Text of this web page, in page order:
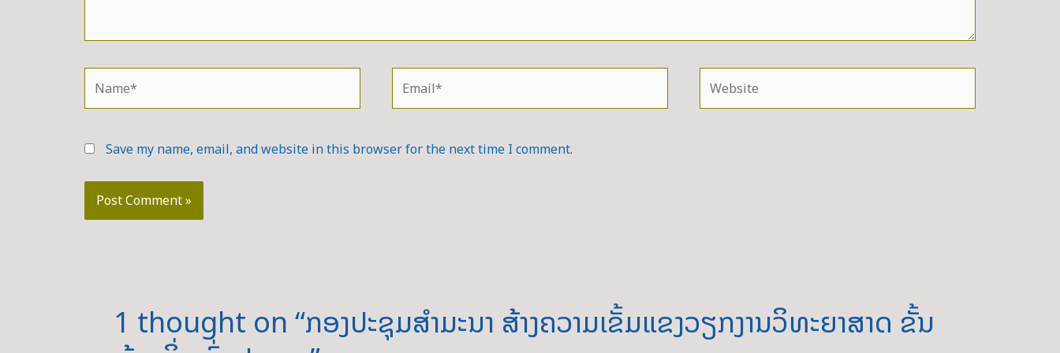
Save my name, email, and website in this browser for the next time I comment.
1 thought on “ກອງປະຊຸມສຳມະນາ ສ້າງຄວາມເຂັ້ມແຂງວຽກງານວິທະຍາສາດ ຂັ້ນ